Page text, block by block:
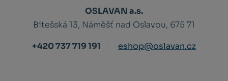
OSLAVAN a.s.
Bítešská 13, Náměšť nad Oslavou, 675 71
+420 737 719 191
eshop@oslavan.cz